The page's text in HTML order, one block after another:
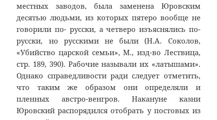
местных заводов, была заменена Юровским
десятью людьми, из которых пятеро вообще не
говорили по- русски, а четверо изъяснялись по-
русски, но русскими не были (Н.А. Соколов,
«Убийство царской семьи», М., изд-во Лествица,
стр. 189, 390). Рабочие называли их «латышами».
Однако справедливости ради следует отметить,
что таким же образом они определяли и
пленных австро-венгров. Накануне казни
Юровский распорядился отобрать у постовых из